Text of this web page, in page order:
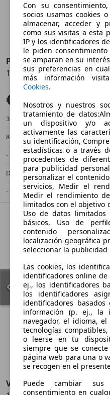
Anterior
Peugeot 2008
1.5BlueHDi S&S Active
€ 14.490
35.000 km
81 kW (110 CV)
- (Propietarios)
Diésel
- (g/km)
Volkswagen Polo
Con su
socios usamos cookies
almacenar, acceder y
como sus visitas a esta
IP y los identificadores
le piden
se amparan en su
sus preferencias en
más información
Cookies.
Nosotros y nuestros
tratamiento de
un dispositivo y/o
activamente las
su identificación,
estadísticas o a través
procedentes de
para publicidad
personalizar el
servicios, Medir el
Medir el rendimiento
limitados con el objetivo
Uso de datos limitados
básicos, Uso de
contenido
localización geográfica
seleccionar la publicidad
Las cookies, los
identificadores online
ej., los identificadores
los identificadores
identificadores
información (p. ej., la
navegador, el idioma,
tecnologías
o leerse en tu
siempre que se
página web para una o
se recogen en el
Puede cambiar
consentimiento en